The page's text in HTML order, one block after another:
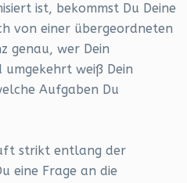
ist, bekommst Du Deine
von einer übergeordneten
genau, wer Dein
weiß Dein
Aufgaben Du
strikt entlang der
eine Frage an die